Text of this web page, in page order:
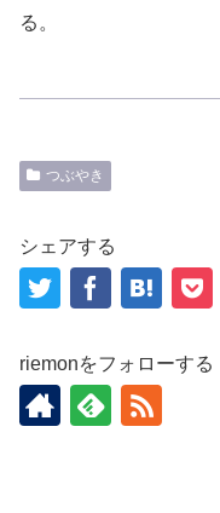
る。
つぶやき
シェアする
riemonをフォローする